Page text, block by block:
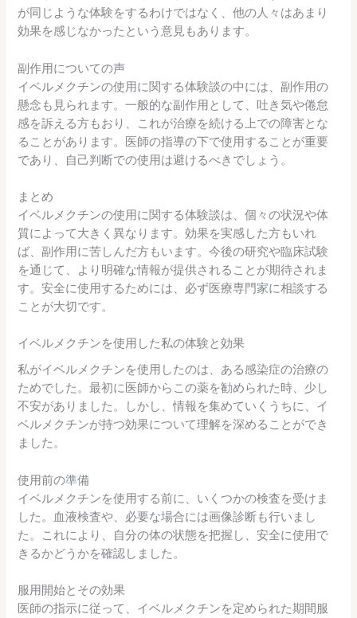
が同じような体験をするわけではなく、他の人々はあまり
効果を感じなかったという意見もあります。
副作用についての声
イベルメクチンの使用に関する体験談の中には、副作用の
懸念も見られます。一般的な副作用として、吐き気や倦怠
感を訴える方もおり、これが治療を続ける上での障害とな
ることがあります。医師の指導の下で使用することが重要
であり、自己判断での使用は避けるべきでしょう。
まとめ
イベルメクチンの使用に関する体験談は、個々の状況や体
質によって大きく異なります。効果を実感した方もいれ
ば、副作用に苦しんだ方もいます。今後の研究や臨床試験
を通じて、より明確な情報が提供されることが期待されま
す。安全に使用するためには、必ず医療専門家に相談する
ことが大切です。
イベルメクチンを使用した私の体験と効果
私がイベルメクチンを使用したのは、ある感染症の治療の
ためでした。最初に医師からこの薬を勧められた時、少し
不安がありました。しかし、情報を集めていくうちに、イ
ベルメクチンが持つ効果について理解を深めることができ
ました。
使用前の準備
イベルメクチンを使用する前に、いくつかの検査を受けま
した。血液検査や、必要な場合には画像診断も行いまし
た。これにより、自分の体の状態を把握し、安全に使用で
きるかどうかを確認しました。
服用開始とその効果
医師の指示に従って、イベルメクチンを定められた期間服